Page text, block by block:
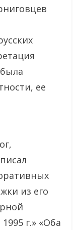
ее
из его
г.» «Оба